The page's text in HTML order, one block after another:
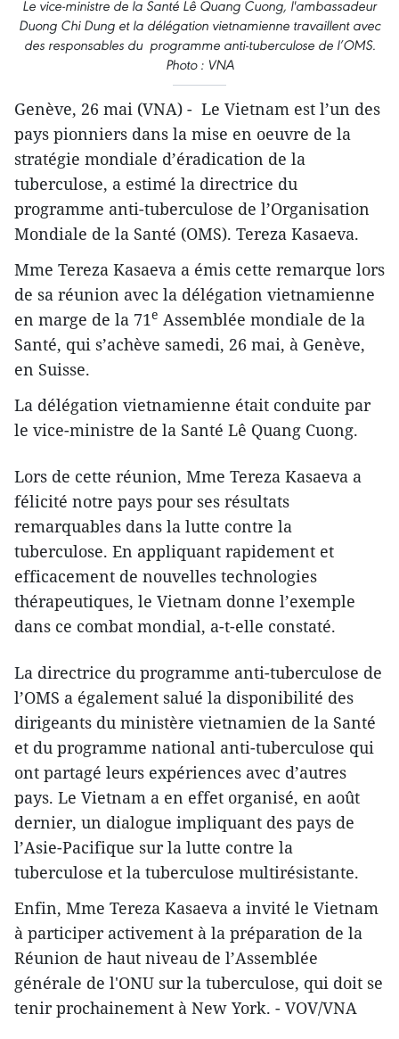
Le vice-ministre de la Santé Lê Quang Cuong, l'ambassadeur
Duong Chi Dung et la délégation vietnamienne travaillent avec
des responsables du programme anti-tuberculose de l’OMS.
Photo : VNA
Genève, 26 mai (VNA) - Le Vietnam est l’un des
pays pionniers dans la mise en oeuvre de la
stratégie mondiale d’éradication de la
tuberculose, a estimé la directrice du
programme anti-tuberculose de l’Organisation
Mondiale de la Santé (OMS). Tereza Kasaeva.
Mme Tereza Kasaeva a émis cette remarque lors
de sa réunion avec la délégation vietnamienne
en marge de la 71e Assemblée mondiale de la
Santé, qui s’achève samedi, 26 mai, à Genève,
en Suisse.
La délégation vietnamienne était conduite par
le vice-ministre de la Santé Lê Quang Cuong.
Lors de cette réunion, Mme Tereza Kasaeva a
félicité notre pays pour ses résultats
remarquables dans la lutte contre la
tuberculose. En appliquant rapidement et
efficacement de nouvelles technologies
thérapeutiques, le Vietnam donne l’exemple
dans ce combat mondial, a-t-elle constaté.
La directrice du programme anti-tuberculose de
l’OMS a également salué la disponibilité des
dirigeants du ministère vietnamien de la Santé
et du programme national anti-tuberculose qui
ont partagé leurs expériences avec d’autres
pays. Le Vietnam a en effet organisé, en août
dernier, un dialogue impliquant des pays de
l’Asie-Pacifique sur la lutte contre la
tuberculose et la tuberculose multirésistante.
Enfin, Mme Tereza Kasaeva a invité le Vietnam
à participer activement à la préparation de la
Réunion de haut niveau de l’Assemblée
générale de l'ONU sur la tuberculose, qui doit se
tenir prochainement à New York. - VOV/VNA